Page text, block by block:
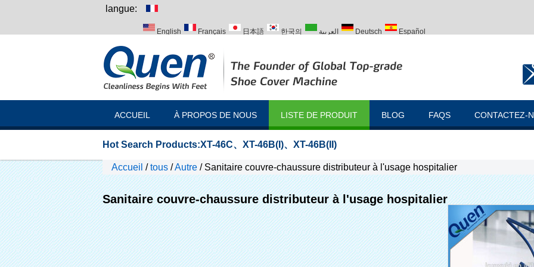
langue:
English Français 日本語 한국의 العربية Deutsch Español
ACCUEIL À PROPOS DE NOUS LISTE DE PRODUIT BLOG FAQS CONTACTEZ-
Hot Search Products:XT-46C、 XT-46B(I)、 XT-46B(II)
Accueil /tous /Autre / Sanitaire couvre-chaussure distributeur à l'usage hospitalier
Sanitaire couvre-chaussure distributeur à l'usage hospitalier